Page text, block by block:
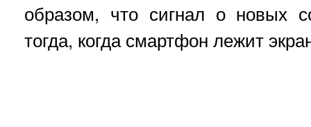
образом, что сигнал о новых
тогда, когда смартфон лежит